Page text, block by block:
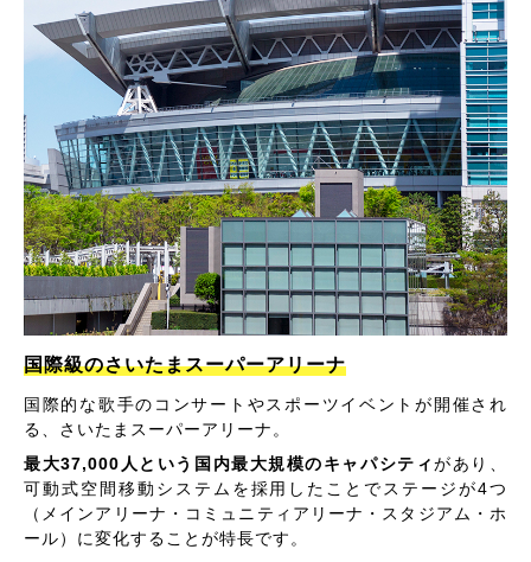
国際級のさいたまスーパーアリーナ
国際的な歌手のコンサートやスポーツイベントが開催され
る、さいたまスーパーアリーナ。
最大37,000人という国内最大規模のキャパシティがあり、
可動式空間移動システムを採用したことでステージが4つ
（メインアリーナ・コミュニティアリーナ・スタジアム・ホ
ール）に変化することが特長です。